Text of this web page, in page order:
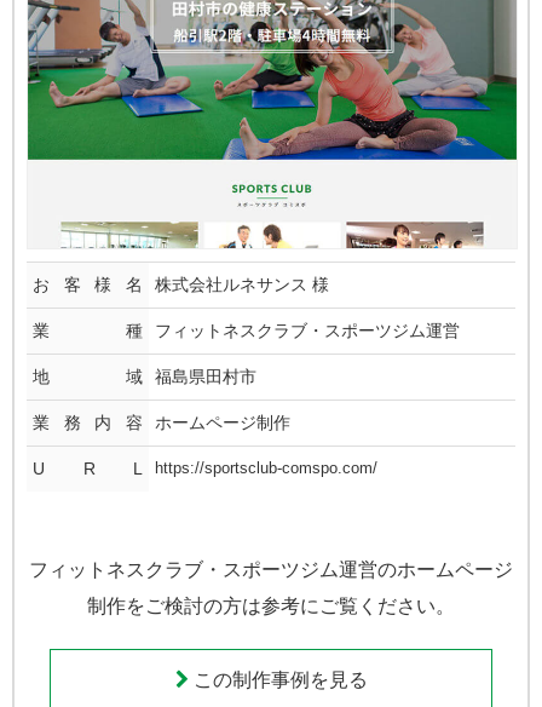
お客様名 株式会社ルネサンス 様
業種 フィットネスクラブ・スポーツジム運営
地域 福島県田村市
業務内容 ホームページ制作
U R L https://sportsclub-comspo.com/
フィットネスクラブ・スポーツジム運営のホームページ
制作をご検討の方は参考にご覧ください。
この制作事例を見る